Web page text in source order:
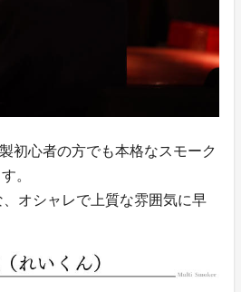
初心者の方でも本格なスモーク
。
オシャレで上質な雰囲気に早